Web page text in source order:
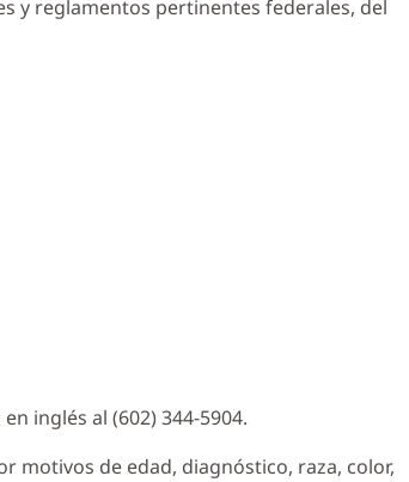
y reglamentos pertinentes federales, del
inglés al (602) 344-5904.
motivos de edad, diagnóstico, raza, color,